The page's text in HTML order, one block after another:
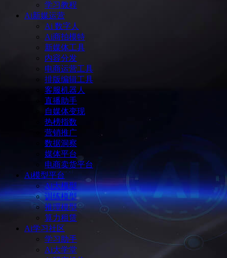
学习教程
Ai新媒运营
Ai 数字人
Ai商拍模特
新媒体工具
内容分发
电商运营工具
排版编辑工具
客服机器人
直播助手
自媒体变现
热榜指数
营销推广
数据洞察
媒体平台
电商卖货平台
Ai模型平台
Ai大模型
训练模型
推理模型
算力租赁
Ai学习社区
学习助手
Ai大学堂